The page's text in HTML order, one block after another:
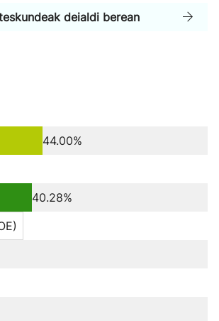
deialdi berean
44.00%
40.28%